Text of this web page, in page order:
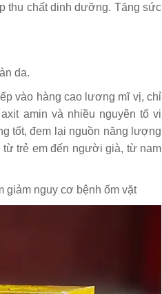
thu chất dinh dưỡng. Tăng sức
da.
vào hàng cao lương mĩ vị, chỉ
amin và nhiều nguyên tố vi
tốt, đem lại nguồn năng lượng
trẻ em đến người già, từ nam
giảm nguy cơ bệnh ốm vặt